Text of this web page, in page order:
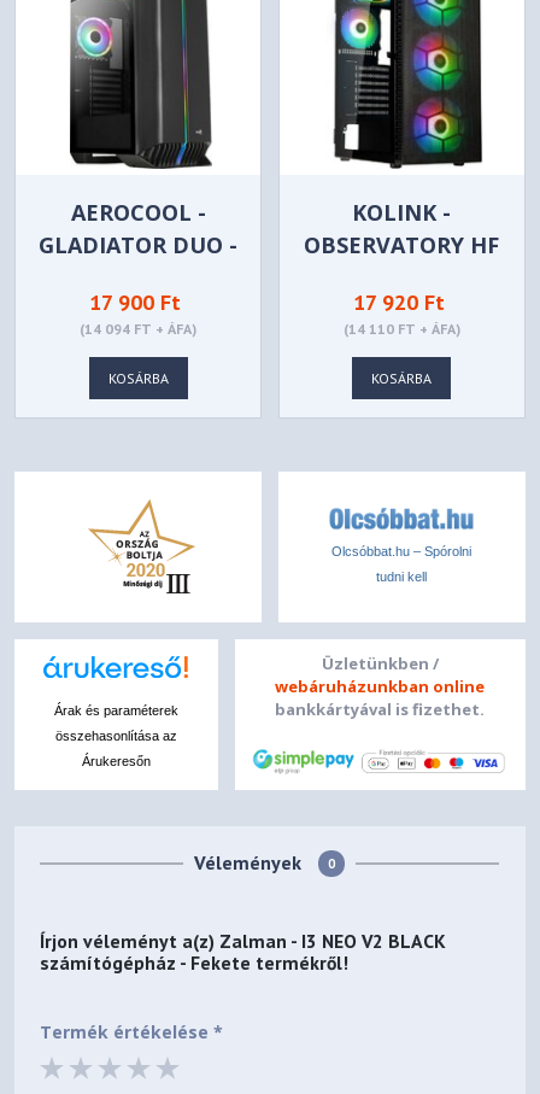
AEROCOOL -
GLADIATOR DUO -
17 900 Ft
(14 094 FT + ÁFA)
KOSÁRBA
KOLINK -
OBSERVATORY HF
SZÁMÍTÓGÉPHÁZ -
FEKETE
17 920 Ft
(14 110 FT + ÁFA)
KOSÁRBA
Olcsóbbat.hu – Spórolni
tudni kell
Árak és paraméterek
összehasonlítása az
Árukeresőn
Üzletünkben /
webáruházunkban online
bankkártyával is fizethet.
Vélemények 0
Írjon véleményt a(z) Zalman - I3 NEO V2 BLACK
számítógépház - Fekete termékről!
Termék értékelése *